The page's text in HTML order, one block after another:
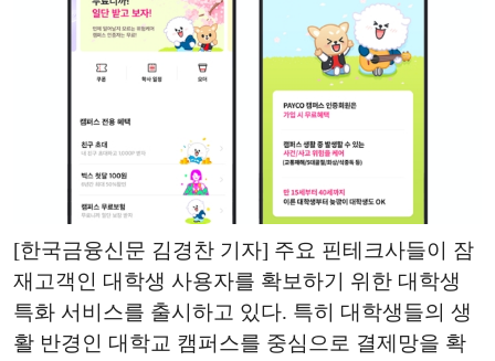
[한국금융신문 김경찬 기자] 주요 핀테크사들이 잠
재고객인 대학생 사용자를 확보하기 위한 대학생
특화 서비스를 출시하고 있다. 특히 대학생들의 생
활 반경인 대학교 캠퍼스를 중심으로 결제망을 확